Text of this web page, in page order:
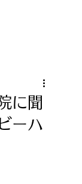
に聞
ーハ